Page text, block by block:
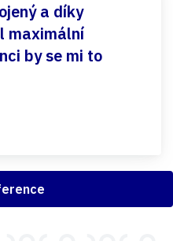
a díky
maximální
by se mi to